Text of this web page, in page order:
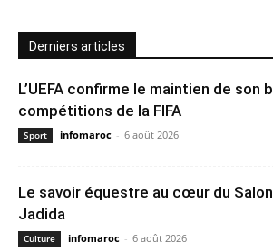
Derniers articles
L’UEFA confirme le maintien de son
compétitions de la FIFA
Sport infomaroc - 6 août 2026
Le savoir équestre au cœur du Salon
Jadida
Culture infomaroc - 6 août 2026